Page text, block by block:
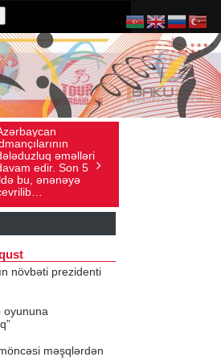
ürəyi hər zaman
doğma yurdu ilə
döyünür
İyul 30, 2026
növbəti prezidenti
oyununa
məşqlərdən